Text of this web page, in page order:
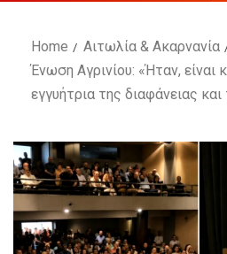
Home
Αιτωλία & Ακαρνανία
Ένωση Αγρινίου: «Ήταν, είναι
εγγυήτρια της διαφάνειας